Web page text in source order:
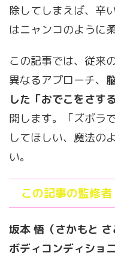
除してしまえば、辛
はニャンコのように
この記事では、従来
異なるアプローチ、
した「おでこをさす
開します。「ズボラ
してほしい、魔法の
い。
この記事の監修者
坂本 悟（さかもと さ
ボディコンディショ